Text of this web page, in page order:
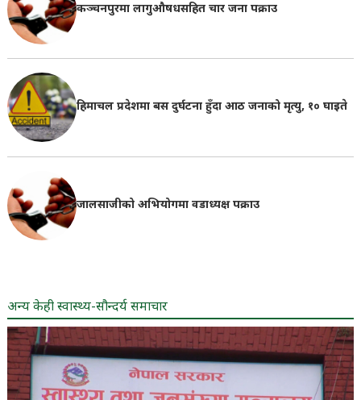
कञ्चनपुरमा लागुऔषधसहित चार जना पक्राउ
हिमाचल प्रदेशमा बस दुर्घटना हुँदा आठ जनाको मृत्यु, १० घाइते
जालसाजीको अभियोगमा वडाध्यक्ष पक्राउ
अन्य केही स्वास्थ्य-सौन्दर्य समाचार